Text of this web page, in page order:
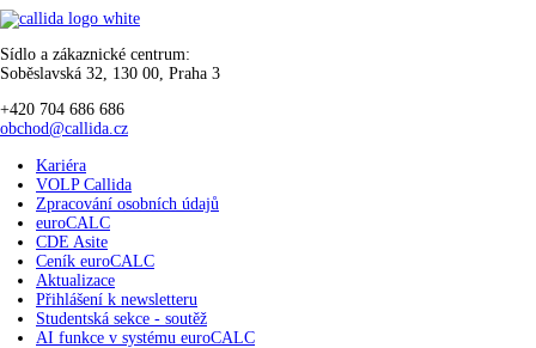
Sídlo a zákaznické centrum:
Soběslavská 32, 130 00, Praha 3
+420 704 686 686
obchod@callida.cz
Kariéra
VOLP Callida
Zpracování osobních údajů
euroCALC
CDE Asite
Ceník euroCALC
Aktualizace
Přihlášení k newsletteru
Studentská sekce - soutěž
AI funkce v systému euroCALC